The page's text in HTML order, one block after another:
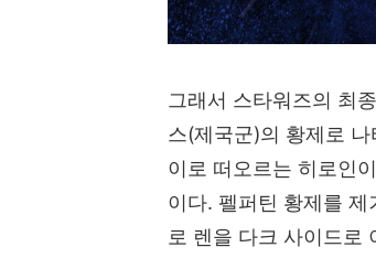
그래서 스타워즈의 최
스(제국군)의 황제로
이로 떠오르는 히로인
이다. 펠퍼틴 황제를 제
로 렌을 다크 사이드로